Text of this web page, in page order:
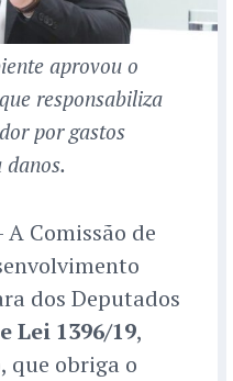
aprovou o
responsabiliza
por gastos
danos.
Comissão de
dos Deputados
Lei 1396/19,
que obriga o